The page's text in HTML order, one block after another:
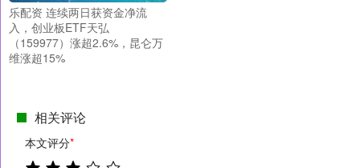
乐配资 连续两日获资金净流
入，创业板ETF天弘
（159977）涨超2.6%，昆仑万
维涨超15%
相关评论
本文评分*